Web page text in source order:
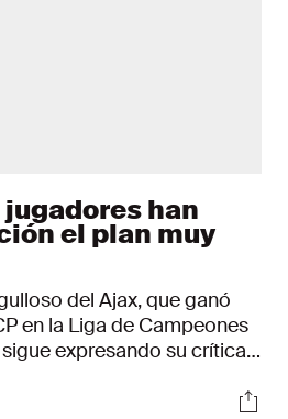
jugadores han
el plan muy
del Ajax, que ganó
expresando su crítica